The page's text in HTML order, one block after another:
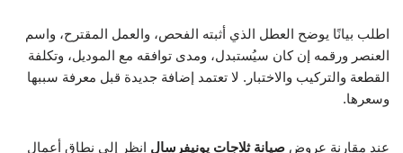
اطلب بيانًا يوضح العطل الذي أثبته الفحص، والعمل المقترح، واسم
العنصر ورقمه إن كان سيُستبدل، ومدى توافقه مع الموديل، وتكلفة
القطعة والتركيب والاختبار. لا تعتمد إضافة جديدة قبل معرفة سببها
وسعرها.
عند مقارنة عروض صيانة ثلاجات يونيفرسال انظر إلى نطاق أعمال